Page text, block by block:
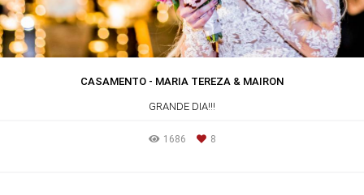
CASAMENTO - MARIA TEREZA & MAIRON
GRANDE DIA!!!
1686 8